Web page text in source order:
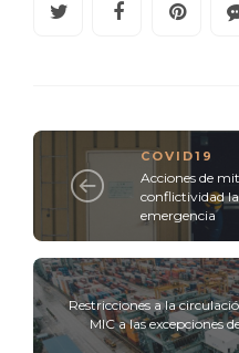
COVID19
Acciones de
conflictividad
emergencia
Restricciones a la
MIC a las excepciones